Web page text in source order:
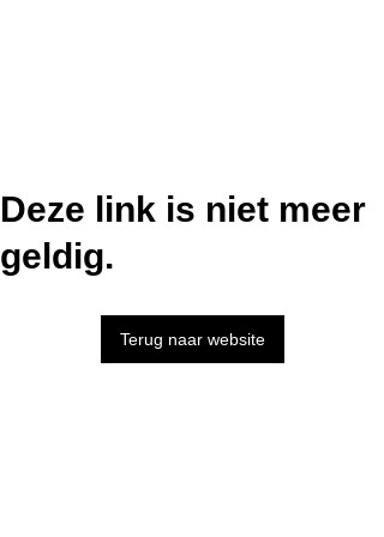
Deze link is niet meer
geldig.
Terug naar website